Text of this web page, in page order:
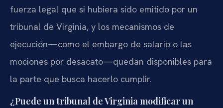
fuerza legal que si hubiera sido emitido por un
tribunal de Virginia, y los mecanismos de
ejecución—como el embargo de salario o las
mociones por desacato—quedan disponibles para
la parte que busca hacerlo cumplir.
¿Puede un tribunal de Virginia modificar un